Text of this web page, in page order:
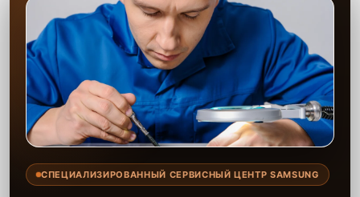
СПЕЦИАЛИЗИРОВАННЫЙ СЕРВИСНЫЙ ЦЕНТР SAMSUNG